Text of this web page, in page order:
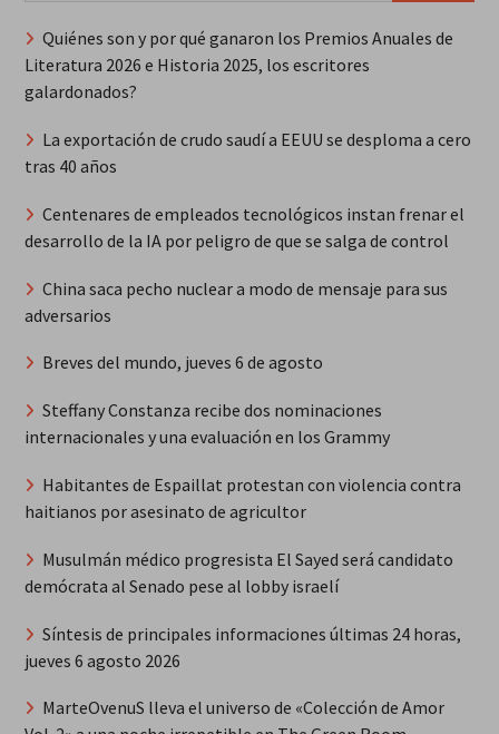
Quiénes son y por qué ganaron los Premios Anuales de
Literatura 2026 e Historia 2025, los escritores
galardonados?
La exportación de crudo saudí a EEUU se desploma a cero
tras 40 años
Centenares de empleados tecnológicos instan frenar el
desarrollo de la IA por peligro de que se salga de control
China saca pecho nuclear a modo de mensaje para sus
adversarios
Breves del mundo, jueves 6 de agosto
Steffany Constanza recibe dos nominaciones
internacionales y una evaluación en los Grammy
Habitantes de Espaillat protestan con violencia contra
haitianos por asesinato de agricultor
Musulmán médico progresista El Sayed será candidato
demócrata al Senado pese al lobby israelí
Síntesis de principales informaciones últimas 24 horas,
jueves 6 agosto 2026
MarteOvenuS lleva el universo de «Colección de Amor